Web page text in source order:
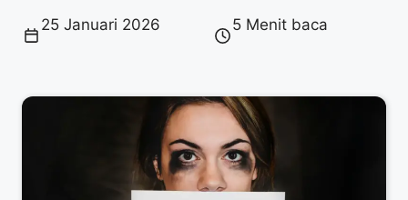
25 Januari 2026 5 Menit baca